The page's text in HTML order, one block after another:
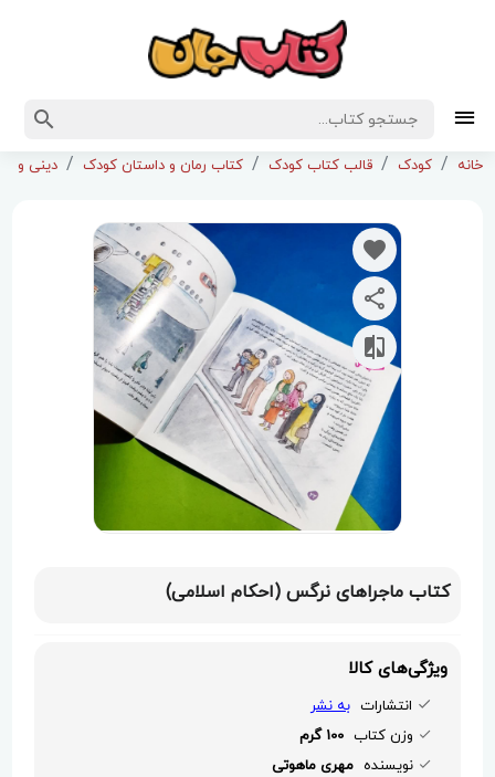
خانه کودک قالب کتاب کودک کتاب رمان و داستان کودک دینی و
کتاب ماجراهای نرگس (احکام اسلامی)
ویژگی‌های کالا
انتشارات به نشر
وزن کتاب 100 گرم
نویسنده مهری ماهوتی